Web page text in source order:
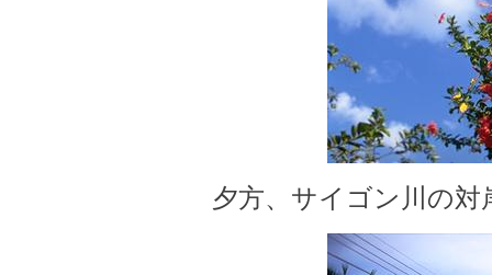
夕方、サイゴン川の対